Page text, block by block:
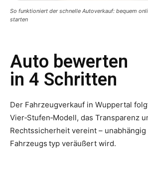
So funktioniert der schnelle Autoverkauf: bequem
starten
Auto bewerten
in 4 Schritten
Der Fahrzeugverkauf in Wuppertal
Vier‑Stufen‑Modell, das Transparenz
Rechtssicherheit vereint –
Fahrzeugs typ veräußert wird.